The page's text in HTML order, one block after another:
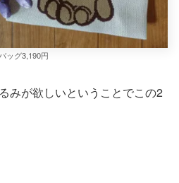
ッグ3,190円
みが欲しいということでこの2